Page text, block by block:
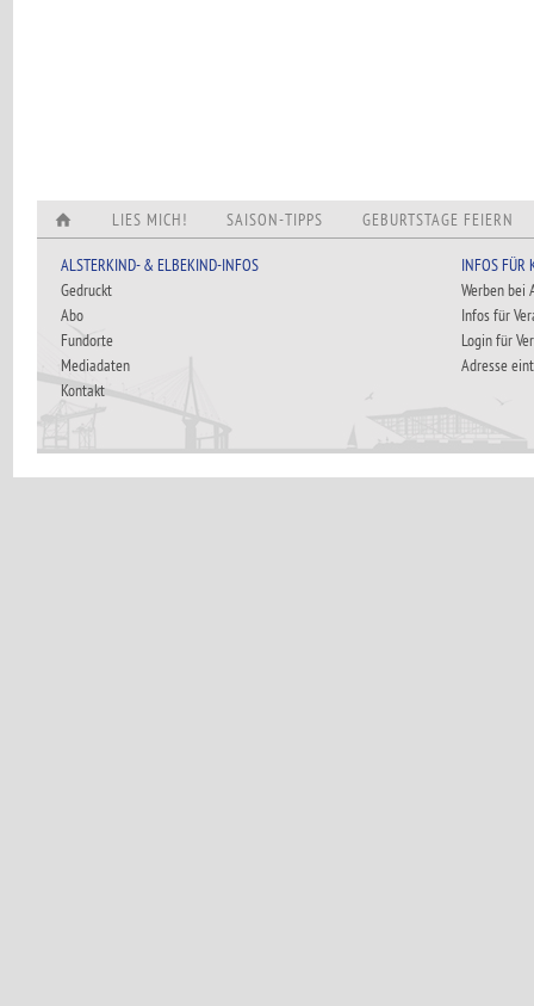
LIES MICH! SAISON-TIPPS GEBURTSTAGE FEIERN
ALSTERKIND- & ELBEKIND-INFOS
Gedruckt
Abo
Fundorte
Mediadaten
Kontakt
INFOS FÜR
Werben bei
Infos für
Login für
Adresse